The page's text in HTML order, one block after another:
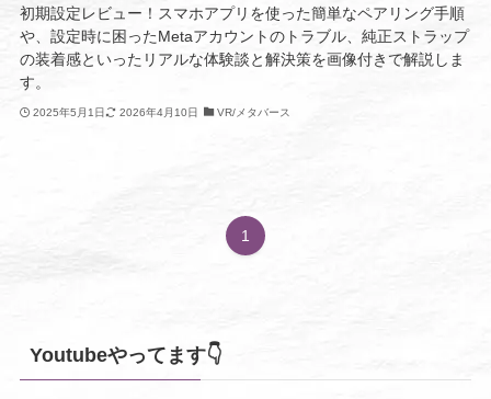
初期設定レビュー！スマホアプリを使った簡単なペアリング手順
や、設定時に困ったMetaアカウントのトラブル、純正ストラップ
の装着感といったリアルな体験談と解決策を画像付きで解説しま
す。
2025年5月1日 2026年4月10日 VR/メタバース
1
Youtubeやってます👇